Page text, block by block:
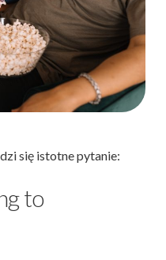
się istotne pytanie:
to